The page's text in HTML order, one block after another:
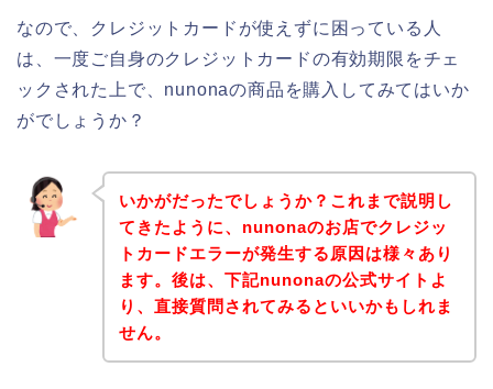
なので、クレジットカードが使えずに困っている人
は、一度ご自身のクレジットカードの有効期限をチェ
ックされた上で、nunonaの商品を購入してみてはいか
がでしょうか？
いかがだったでしょうか？これまで説明し
てきたように、nunonaのお店でクレジッ
トカードエラーが発生する原因は様々あり
ます。後は、下記nunonaの公式サイトよ
り、直接質問されてみるといいかもしれま
せん。